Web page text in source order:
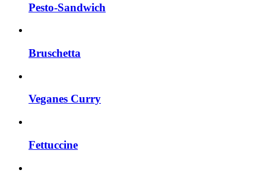
Pesto-Sandwich
Bruschetta
Veganes Curry
Fettuccine